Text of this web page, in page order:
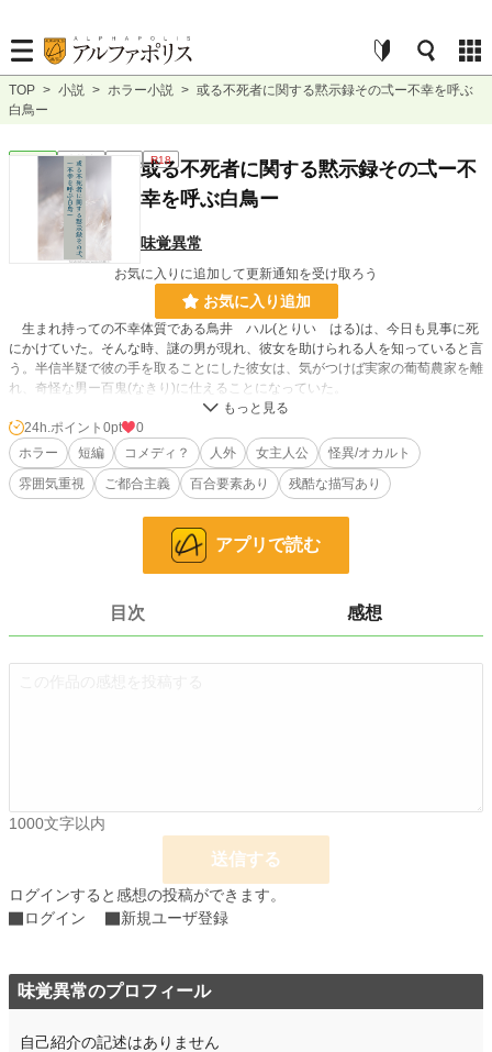
TOP > 小説 > ホラー小説 > 或る不死者に関する黙示録その弌ー不幸を呼ぶ
白鳥ー
ホラー 連載中 R18
或る不死者に関する黙示録その弌ー不
幸を呼ぶ白鳥ー
味覚異常
お気に入りに追加して更新通知を受け取ろう
お気に入り追加
生まれ持っての不幸体質である鳥井 ハル(とりい はる)は、今日も見事に死
にかけていた。そんな時、謎の男が現れ、彼女を助けられる人を知っていると言
う。半信半疑で彼の手を取ることにした彼女は、気がつけば実家の葡萄農家を離
れ、奇怪な男ー百鬼(なきり)に仕えることになっていた。
大正時代モチーフのホラー風味ゆるゆる短編集
※百合要素有/か弱くない主人公/ご都合主義/色々突っ込みどころ満載
小説 228,882 位 / 228,882 件
8,513 位 / 8,513 件
0 pt
168 pt (129,397 位)
1,286 pt (186,015 位)
24h.ポイント 0pt
0
ホラー
短編 コメディ？ 人外 女主人公
怪異/オカルト
雰囲気重視
ご都合主義 百合要素あり 残酷な描写あり
アプリで読む
目次 感想
1000文字以内
送信する
ログインすると感想の投稿ができます。
ログイン
新規ユーザ登録
味覚異常のプロフィール
自己紹介の記述はありません